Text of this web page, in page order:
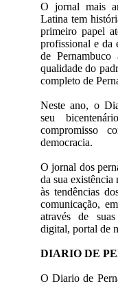
O jornal mais
Latina tem
primeiro papel
profissional e da
de
qualidade do
completo de
Neste ano, o
seu
compromisso
democracia.
O jornal dos
da sua existência
às tendências
comunicação,
através de
digital, portal de
DIARIO DE
O Diario de